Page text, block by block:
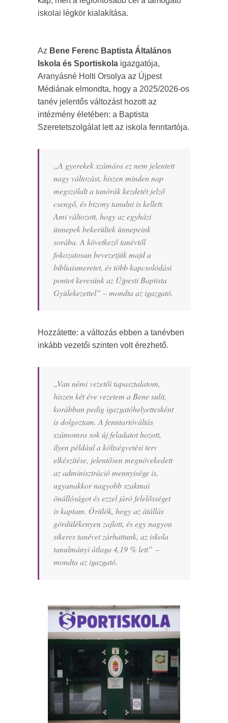
iskolai légkör kialakítása.
Az Bene Ferenc Baptista Általános
Iskola és Sportiskola igazgatója,
Aranyásné Holti Orsolya az Újpest
Médiának elmondta, hogy a 2025/2026-os
tanév jelentős változást hozott az
intézmény életében: a Baptista
Szeretetszolgálat lett az iskola fenntartója.
„A gyerekek számára ez nem jelentett
nagy változást, hiszen minden nap
megszólalt a tanórák kezdetét jelző
csengő, és bizony tanulni is kellett.
Ami változott, hogy az egyházi
ünnepek bekerültek ünnepeink
sorába. A következő tanévtől
fokozatosan bevezetjük majd a
bibliaismeretet, és több kapcsolódási
pontot keresünk az Újpesti Baptista
Gyülekezettel” – mondta az igazgató.
Hozzátette: a változás ebben a tanévben
inkább vezetői szinten volt érezhető.
„Van némi vezetői tapasztalatom,
hiszen két éve vezetem a Bene sulit,
korábban pedig igazgatóhelyettesként
is dolgoztam. A fenntartóváltás
számomra sok új feladatot hozott,
ilyen például a költségvetési terv
elkészítése, jelentősen megnövekedett
az adminisztráció mennyisége is,
ugyanakkor nagyobb szakmai
önállóságot és ezzel járó felelősséget
is kaptam. Örülök, hogy az átállás
gördülékenyen zajlott, és egy nagyon
sikeres tanévet zárhattunk, az iskola
tanulmányi átlaga 4,19 % lett” –
mondta az igazgató.